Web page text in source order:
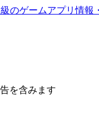
を含みます